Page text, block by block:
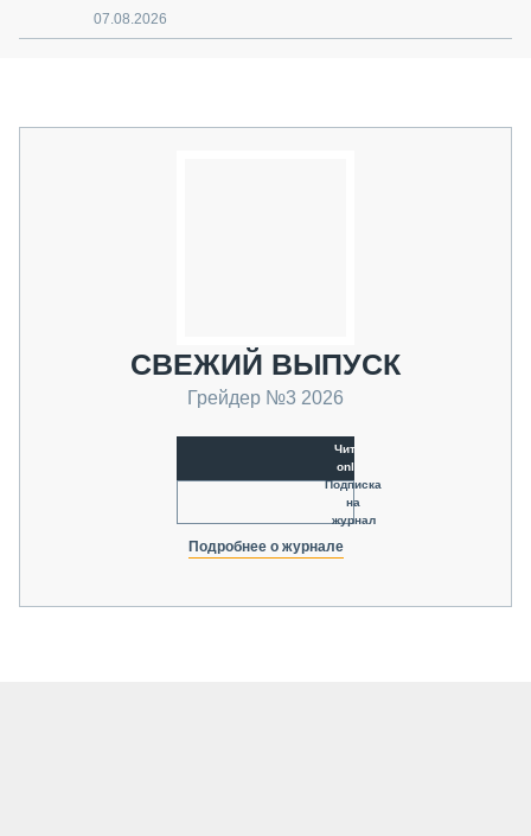
07.08.2026
СВЕЖИЙ ВЫПУСК
Грейдер №3 2026
Читать
online
Подписка
на
журнал
Подробнее о журнале